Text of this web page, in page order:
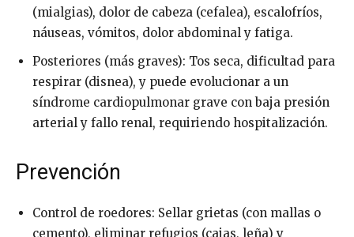
(mialgias), dolor de cabeza (cefalea), escalofríos,
náuseas, vómitos, dolor abdominal y fatiga.
Posteriores (más graves): Tos seca, dificultad para
respirar (disnea), y puede evolucionar a un
síndrome cardiopulmonar grave con baja presión
arterial y fallo renal, requiriendo hospitalización.
Prevención
Control de roedores: Sellar grietas (con mallas o
cemento), eliminar refugios (cajas, leña) y